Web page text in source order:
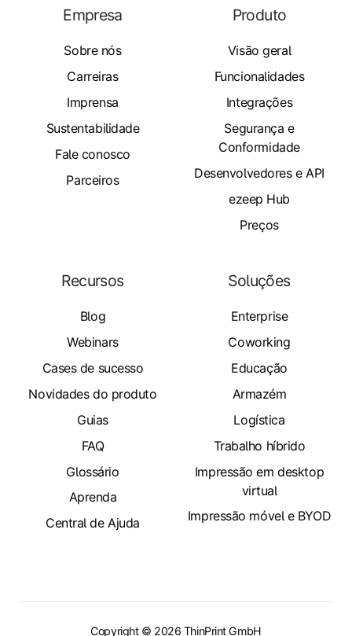
Empresa
Sobre nós
Carreiras
Imprensa
Sustentabilidade
Fale conosco
Parceiros
Produto
Visão geral
Funcionalidades
Integrações
Segurança e
Conformidade
Desenvolvedores e API
ezeep Hub
Preços
Recursos
Blog
Webinars
Cases de sucesso
Novidades do produto
Guias
FAQ
Glossário
Aprenda
Central de Ajuda
Soluções
Enterprise
Coworking
Educação
Armazém
Logística
Trabalho híbrido
Impressão em desktop
virtual
Impressão móvel e BYOD
Copyright © 2026 ThinPrint GmbH